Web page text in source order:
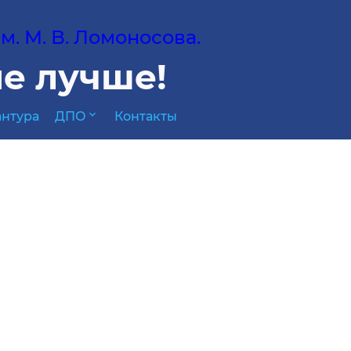
М. В. Ломоносова.
лучше!
ДПО expand_more Контакты